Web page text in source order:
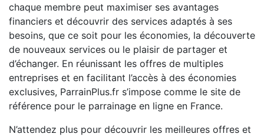
chaque membre peut maximiser ses avantages
financiers et découvrir des services adaptés à ses
besoins, que ce soit pour les économies, la découverte
de nouveaux services ou le plaisir de partager et
d’échanger. En réunissant les offres de multiples
entreprises et en facilitant l’accès à des économies
exclusives, ParrainPlus.fr s’impose comme le site de
référence pour le parrainage en ligne en France.
N’attendez plus pour découvrir les meilleures offres et